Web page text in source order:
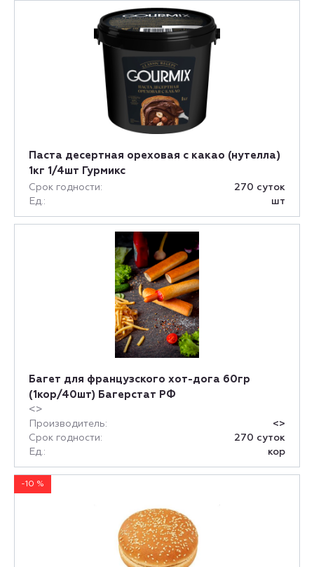
Паста десертная ореховая с какао (нутелла)
1кг 1/4шт Гурмикс
Срок годности:
270 суток
Ед.:
шт
Багет для французского хот-дога 60гр
(1кор/40шт) Багерстат РФ
<>
Производитель:
<>
Срок годности:
270 суток
Ед.:
кор
-10 %